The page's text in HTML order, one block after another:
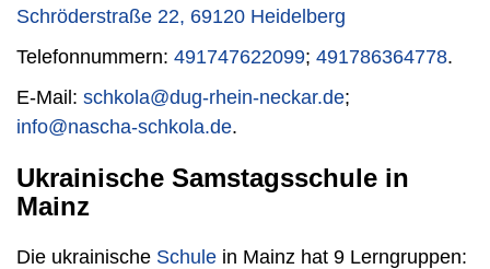
Schröderstraße 22, 69120 Heidelberg
Telefonnummern: 491747622099; 491786364778.
E-Mail: schkola@dug-rhein-neckar.de;
info@nascha-schkola.de.
Ukrainische Samstagsschule in
Mainz
Die ukrainische Schule in Mainz hat 9 Lerngruppen: